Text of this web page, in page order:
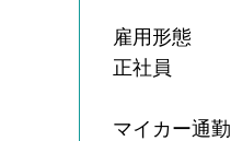
雇用形態
正社員
マイカー通勤